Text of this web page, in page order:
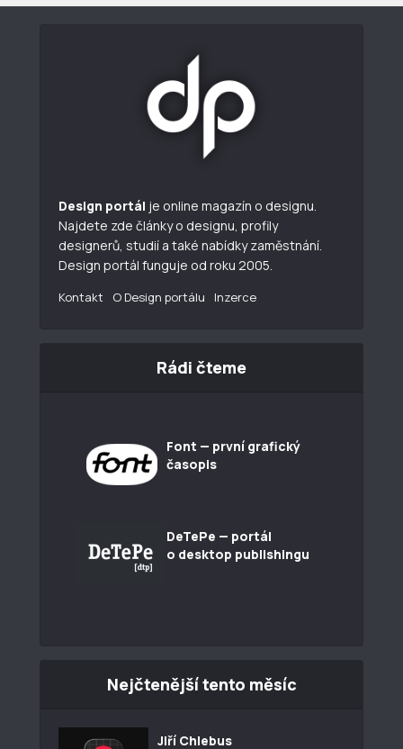
Design portál je online magazín o designu.
Najdete zde články o designu, profily
designerů, studií a také nabídky zaměstnání.
Design portál funguje od roku 2005.
Kontakt O Design portálu Inzerce
Rádi čteme
Font — první grafický
časopis
DeTePe — portál
o desktop publishingu
Nejčtenější tento měsíc
Jiří Chlebus